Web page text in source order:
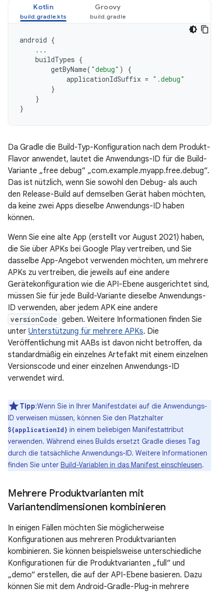
Kotlin Groovy
android {
...
buildTypes {
getByName( "debug" )
{
applicationIdSuffix = ".debug"
}
}
}
Da Gradle die Build-Typ-Konfiguration nach dem Produkt-
Flavor anwendet, lautet die Anwendungs-ID für die Build-
Variante „free debug“ „com.example.myapp.free.debug“.
Das ist nützlich, wenn Sie sowohl den Debug- als auch
den Release-Build auf demselben Gerät haben möchten,
da keine zwei Apps dieselbe Anwendungs-ID haben
können.
Wenn Sie eine alte App (erstellt vor August 2021) haben,
die Sie über APKs bei Google Play vertreiben, und Sie
dasselbe App-Angebot verwenden möchten, um mehrere
APKs zu vertreiben, die jeweils auf eine andere
Gerätekonfiguration wie die API-Ebene ausgerichtet sind,
müssen Sie für jede Build-Variante dieselbe Anwendungs-
ID verwenden, aber jedem APK eine andere
versionCode geben. Weitere Informationen finden Sie
unter Unterstützung für mehrere APKs. Die
Veröffentlichung mit AABs ist davon nicht betroffen, da
standardmäßig ein einzelnes Artefakt mit einem einzelnen
Versionscode und einer einzelnen Anwendungs-ID
verwendet wird.
Tipp:Wenn Sie in Ihrer Manifestdatei auf die Anwendungs-
ID verweisen müssen, können Sie den Platzhalter
${applicationId} in einem beliebigen Manifestattribut
verwenden. Während eines Builds ersetzt Gradle dieses Tag
durch die tatsächliche Anwendungs-ID. Weitere Informationen
finden Sie unter Build-Variablen in das Manifest einschleusen.
Mehrere Produktvarianten mit
Variantendimensionen kombinieren
In einigen Fällen möchten Sie möglicherweise
Konfigurationen aus mehreren Produktvarianten
kombinieren. Sie können beispielsweise unterschiedliche
Konfigurationen für die Produktvarianten „full“ und
„demo“ erstellen, die auf der API-Ebene basieren. Dazu
können Sie mit dem Android-Gradle-Plug-in mehrere